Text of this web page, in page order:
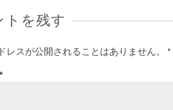
トを残す
レスが公開されることはありません。 *